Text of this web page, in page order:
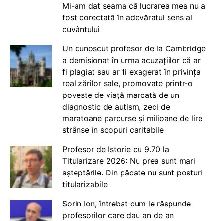
Mi-am dat seama că lucrarea mea nu a
fost corectată în adevăratul sens al
cuvântului
Un cunoscut profesor de la Cambridge
a demisionat în urma acuzațiilor că ar
fi plagiat sau ar fi exagerat în privința
realizărilor sale, promovate printr-o
poveste de viață marcată de un
diagnostic de autism, zeci de
maratoane parcurse și milioane de lire
strânse în scopuri caritabile
Profesor de Istorie cu 9.70 la
Titularizare 2026: Nu prea sunt mari
așteptările. Din păcate nu sunt posturi
titularizabile
Sorin Ion, întrebat cum le răspunde
profesorilor care dau an de an